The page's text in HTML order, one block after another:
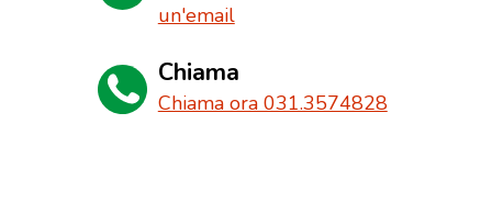
un'email
Chiama
Chiama ora 031.3574828